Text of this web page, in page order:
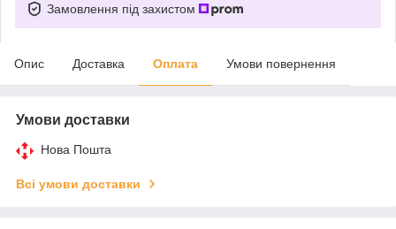
Замовлення під захистом
Опис Доставка Оплата Умови повернення
Умови доставки
Нова Пошта
Всі умови доставки